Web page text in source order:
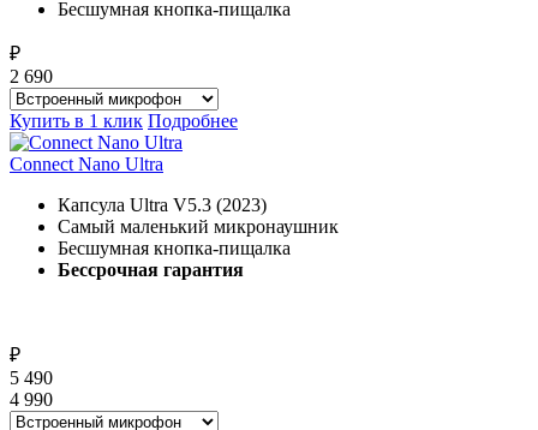
Бесшумная кнопка-пищалка
₽
2 690
Купить в 1 клик Подробнее
Connect Nano Ultra
Капсула Ultra V5.3 (2023)
Самый маленький микронаушник
Бесшумная кнопка-пищалка
Бессрочная гарантия
₽
5 490
4 990